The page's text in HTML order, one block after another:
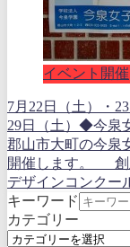
イベント開催
7月22日（土）・
29日（土）◆今泉
郡山市大町の今泉
開催します。 創
デザインコンクー
キーワード
カテゴリー